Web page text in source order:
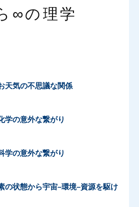
∞の理学
天気の不思議な関係
学の意外な繋がり
学の意外な繋がり
の状態から宇宙–環境–資源を駆け